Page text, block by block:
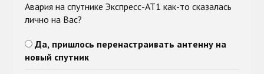
Авария на спутнике Экспресс-АТ1 как-то сказалась
лично на Вас?
Да, пришлось перенастраивать антенну на
новый спутник